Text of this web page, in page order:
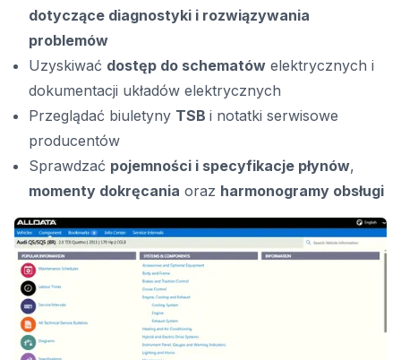
dotyczące diagnostyki i rozwiązywania
problemów
Uzyskiwać dostęp do schematów elektrycznych i
dokumentacji układów elektrycznych
Przeglądać biuletyny TSB i notatki serwisowe
producentów
Sprawdzać pojemności i specyfikacje płynów,
momenty dokręcania oraz harmonogramy obsługi